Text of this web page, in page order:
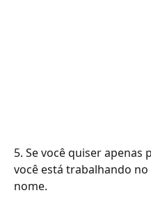
5. Se você quiser
você está trabalhando
nome.